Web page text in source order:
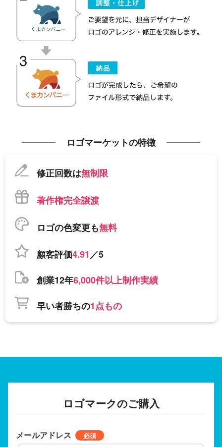
ロゴマーケットの特徴
修正回数は無制限
著作権完全譲渡
ロゴの色変更も無料
顧客評価4.91／5
創業12年6,000件以上制作実績
早い者勝ちの1点もの
ロゴマークのご購入
メールアドレス